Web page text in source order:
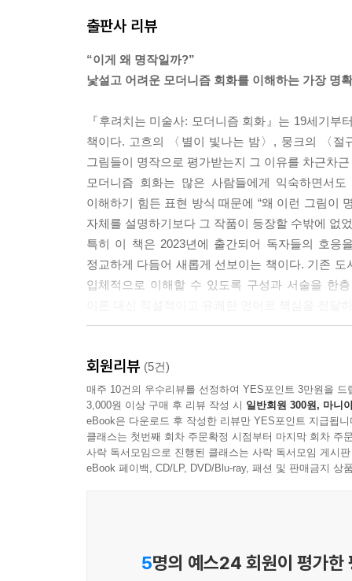
---pp.42-43
고흐의 가장 대표작인 〈별이 빛나는 밤〉도 살
림 자체는 생레미의 밤하늘과 그 아래 고요한 마
이 그림에서 밤하늘은 마치 급류처럼 휘몰아치고
거리고 있으며, 산은 거친 파도가 몰아치는 것 같
되어 있습니다.
고흐의 표현적 미술을 어느 정도 이해할 수 있게
눈에 ‘예쁘게’ 보이는 아름다움이 아니라 사람의
반 고흐
---p.89
세잔이 그림을 그리는 방식은 상당히 낯설지만
생각했습니다. (…) 세잔도 이집트인들처럼 각 대
수 없지만, 다른 시대의 그림인데도 묘하게 비슷
---pp.137-139
어쩌면 혁명 이후의 사람들은 과거의 사람들보다
것도 근대 시민들의 외로움이 반영된 것은 아닐까
자에서 우스꽝스럽게 자주 사용되는 것도 어쩌면
출판사 리뷰
“이게 왜 명작일까?”
낯설고 어려운 모더니즘 회화를 이해하는 가장 명
『후려치는 미술사: 모더니즘 회화』는 19세기부
책이다. 고흐의 〈별이 빛나는 밤〉, 뭉크의 〈
그림들이 명작으로 평가받는지 그 이유를 차근차
모더니즘 회화는 많은 사람들에게 익숙하면서
이해하기 힘든 표현 방식 때문에 “왜 이런 그림이
자체를 설명하기보다 그 작품이 등장할 수밖에 없
특히 이 책은 2023년에 출간되어 독자들의 호
정교하게 다듬어 새롭게 선보이는 책이다. 기존
입체적으로 이해할 수 있도록 구성과 서술을 한
세상의 변화 속에서 탄생한 새로운 미술, 모더니즘
이 책의 가장 큰 특징은 모더니즘 회화를 ‘그림의
귀족 중심의 사회가 무너지고 시민이 주체가 되는
과거의 미술이 특정 계층의 취향을 만족시키기
인상주의, 후기인상주의, 표현주의, 입체주의,
『후려치는 미술사: 모더니즘 회화』는 낯설
회원리뷰 (5건)
매주 10건의 우수리뷰를 선정하여 YES포인트 3만원을 드
3,000원 이상 구매 후 리뷰 작성 시 일반회원 300원, 마니
eBook은 다운로드 후 작성한 리뷰만 YES포인트 지급됩니
클래스는 첫번째 회차 주문확정 시점부터 마지막 회차 주
사락 독서모임으로 진행된 클래스는 사락 독서모임 게시
eBook 페이백, CD/LP, DVD/Blu-ray, 패션 및 판매금지 상
5명의 예스24 회원이 평가한